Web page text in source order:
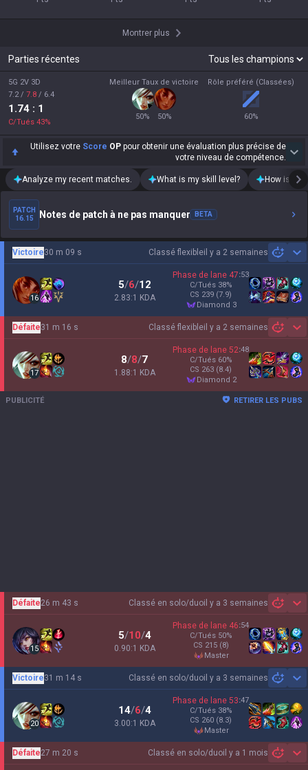
Montrer plus
Parties récentes
5G 2V 3D
7.2/ 7.8 / 6.4
1.74 : 1
C/Tués 43%
Meilleur Taux de victoire
50% 50%
Rôle préféré (Classées)
60%
Utilisez votre Score OP pour obtenir une évaluation plus précise de
votre niveau de compétence.
Analyze my recent matches. What is my skill level? How is my
PATCH
16.15
Notes de patch à ne pas manquer BETA
Classé flexibleil y a 2 semaines
Victoire30 m 09 s
16
5/6/12
2.83:1 KDA
Phase de lane 47:53
C/Tués 38%
CS 239 (7.9)
diamond 3
Classé flexibleil y a 2 semaines
Défaite31 m 16 s
17
8/8/7
1.88:1 KDA
Phase de lane 52:48
C/Tués 60%
CS 263 (8.4)
diamond 2
PUBLICITÉ RETIRER LES PUBS
Classé en solo/duoil y a 3 semaines
Défaite26 m 43 s
15
5/10/4
0.90:1 KDA
Phase de lane 46:54
C/Tués 50%
CS 215 (8)
master
Classé en solo/duoil y a 3 semaines
Victoire31 m 14 s
20
14/6/4
3.00:1 KDA
Phase de lane 53:47
C/Tués 38%
CS 260 (8.3)
master
Classé en solo/duoil y a 1 mois
Défaite27 m 20 s